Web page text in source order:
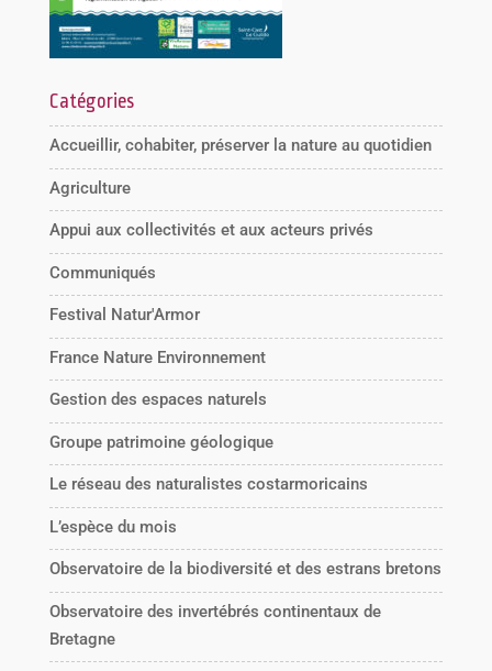
Catégories
Accueillir, cohabiter, préserver la nature au quotidien
Agriculture
Appui aux collectivités et aux acteurs privés
Communiqués
Festival Natur'Armor
France Nature Environnement
Gestion des espaces naturels
Groupe patrimoine géologique
Le réseau des naturalistes costarmoricains
L’espèce du mois
Observatoire de la biodiversité et des estrans bretons
Observatoire des invertébrés continentaux de
Bretagne